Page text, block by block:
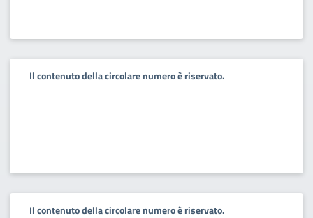
Il contenuto della circolare numero è riservato.
Il contenuto della circolare numero è riservato.